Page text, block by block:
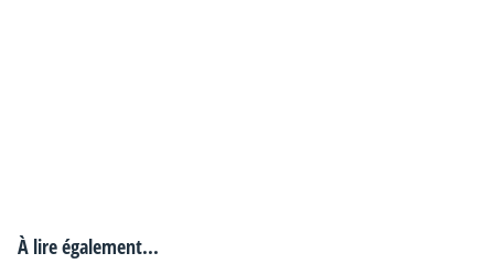
À lire également...